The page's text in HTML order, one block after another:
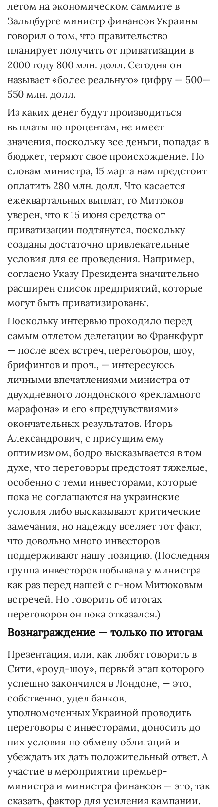
летом на экономическом саммите в
Зальцбурге министр финансов Украины
говорил о том, что правительство
планирует получить от приватизации в
2000 году 800 млн. долл. Сегодня он
называет «более реальную» цифру — 500—
550 млн. долл.
Из каких денег будут производиться
выплаты по процентам, не имеет
значения, поскольку все деньги, попадая в
бюджет, теряют свое происхождение. По
словам министра, 15 марта нам предстоит
оплатить 280 млн. долл. Что касается
ежеквартальных выплат, то Митюков
уверен, что к 15 июня средства от
приватизации подтянутся, поскольку
созданы достаточно привлекательные
условия для ее проведения. Например,
согласно Указу Президента значительно
расширен список предприятий, которые
могут быть приватизированы.
Поскольку интервью проходило перед
самым отлетом делегации во Франкфурт
— после всех встреч, переговоров, шоу,
брифингов и проч., — интересуюсь
личными впечатлениями министра от
двухдневного лондонского «рекламного
марафона» и его «предчувствиями»
окончательных результатов. Игорь
Александрович, с присущим ему
оптимизмом, бодро высказывается в том
духе, что переговоры предстоят тяжелые,
особенно с теми инвесторами, которые
пока не соглашаются на украинские
условия либо высказывают критические
замечания, но надежду вселяет тот факт,
что довольно много инвесторов
поддерживают нашу позицию. (Последняя
группа инвесторов побывала у министра
как раз перед нашей с г-ном Митюковым
встречей. Но говорить об итогах
переговоров он пока отказался.)
Вознаграждение — только по итогам
Презентация, или, как любят говорить в
Сити, «роуд-шоу», первый этап которого
успешно закончился в Лондоне, — это,
собственно, удел банков,
уполномоченных Украиной проводить
переговоры с инвесторами, доносить до
них условия по обмену облигаций и
убеждать их дать положительный ответ. А
участие в мероприятии премьер-
министра и министра финансов — это, так
сказать, фактор для усиления кампании.